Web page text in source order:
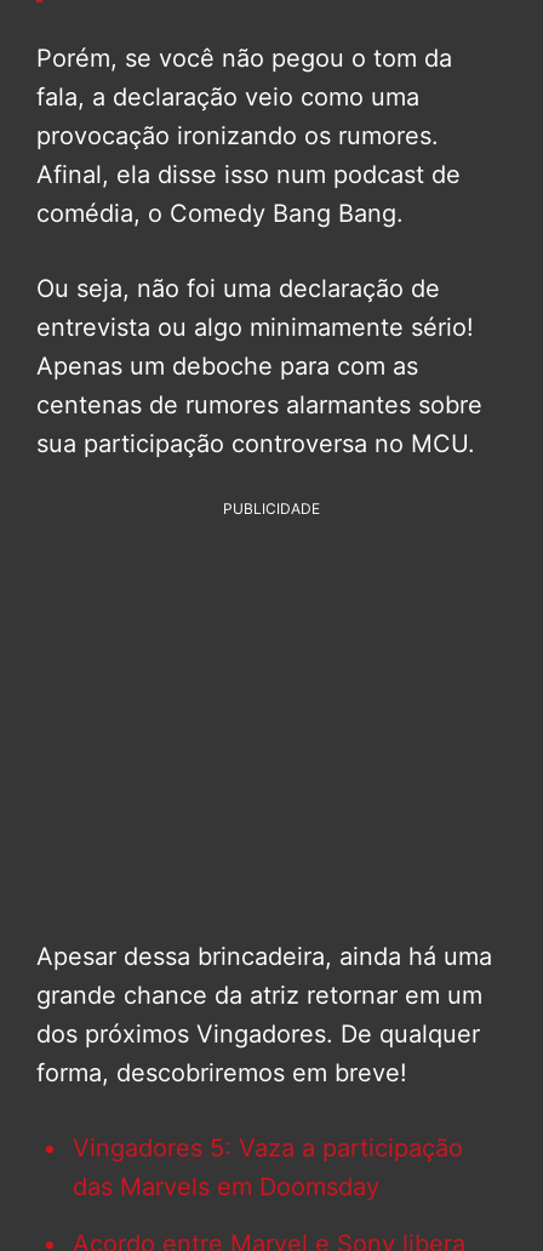
Porém, se você não pegou o tom da
fala, a declaração veio como uma
provocação ironizando os rumores.
Afinal, ela disse isso num podcast de
comédia, o Comedy Bang Bang.
Ou seja, não foi uma declaração de
entrevista ou algo minimamente sério!
Apenas um deboche para com as
centenas de rumores alarmantes sobre
sua participação controversa no MCU.
PUBLICIDADE
Apesar dessa brincadeira, ainda há uma
grande chance da atriz retornar em um
dos próximos Vingadores. De qualquer
forma, descobriremos em breve!
Vingadores 5: Vaza a participação
das Marvels em Doomsday
Acordo entre Marvel e Sony libera